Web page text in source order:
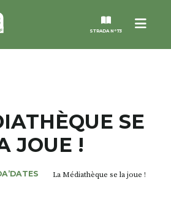
Menu
STRADA N°73
SE
JOUE !
La Médiathèque se la joue !